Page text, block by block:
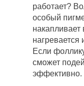
работает?
особый
накапливает
нагревается
Если
сможет
эффективно.